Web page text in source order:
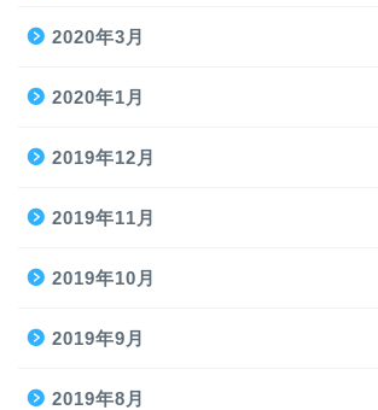
2020年3月
2020年1月
2019年12月
2019年11月
2019年10月
2019年9月
2019年8月